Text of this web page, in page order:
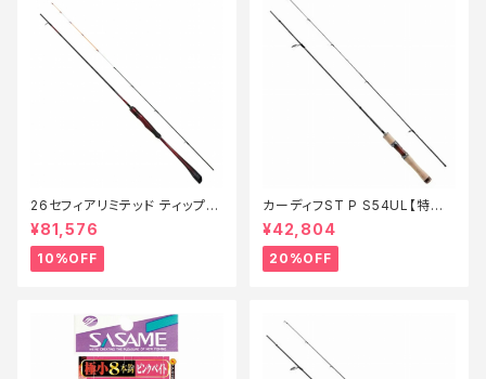
26セフィアリミテッド ティップエ
ギング S63ML+S【継続セール_
ロッド】【10】
¥81,576
10%OFF
カーディフST P S54UL【特価
ロッド】【20】
¥42,804
20%OFF